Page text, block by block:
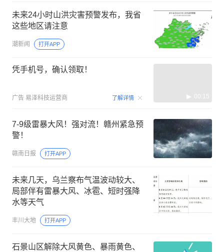
未来24小时山洪灾害预警发布，我省
这些地区请注意
潮新闻 打开APP
凭手机号，确认领取！
广告 易泽科技运营商 了解详情 00:15
7-9级雷暴大风！强对流！赣州紧急预
警！
赣南日报 打开APP
未来几天，乌兰察布气温波动较大、
局部伴有雷暴大风、冰雹、短时强降
水等天气
丰川大地 打开APP
石景山区解除大风黄色、暴雨黄色、